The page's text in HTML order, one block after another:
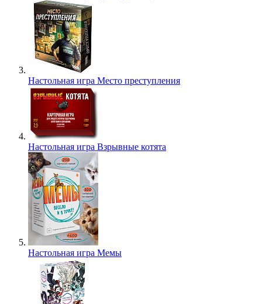
Настольная игра Место преступления
Настольная игра Взрывные котята
Настольная игра Мемы